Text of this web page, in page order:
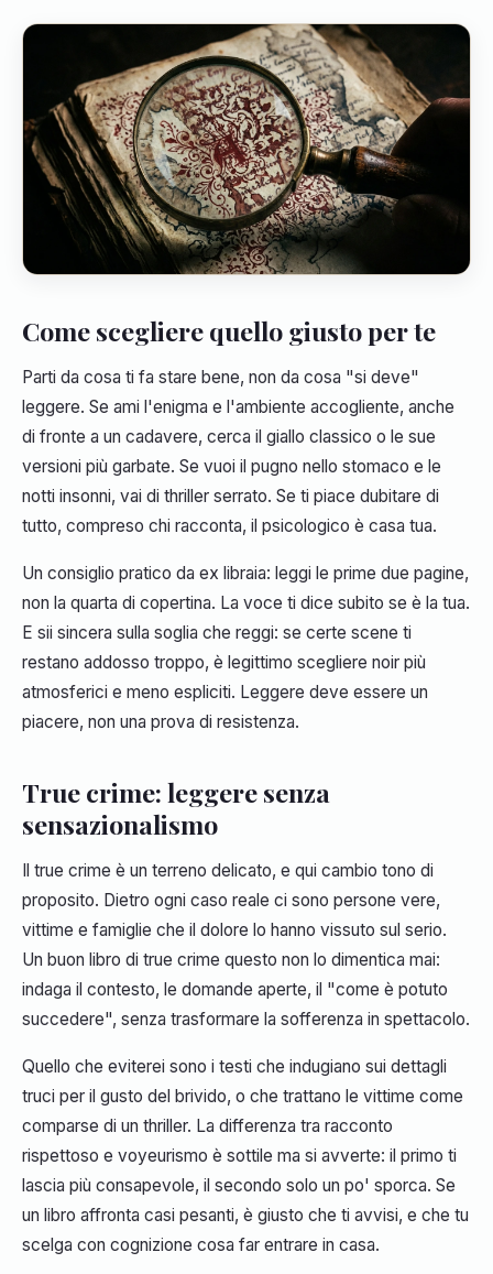
Come scegliere quello giusto per te
Parti da cosa ti fa stare bene, non da cosa "si deve"
leggere. Se ami l'enigma e l'ambiente accogliente, anche
di fronte a un cadavere, cerca il giallo classico o le sue
versioni più garbate. Se vuoi il pugno nello stomaco e le
notti insonni, vai di thriller serrato. Se ti piace dubitare di
tutto, compreso chi racconta, il psicologico è casa tua.
Un consiglio pratico da ex libraia: leggi le prime due pagine,
non la quarta di copertina. La voce ti dice subito se è la tua.
E sii sincera sulla soglia che reggi: se certe scene ti
restano addosso troppo, è legittimo scegliere noir più
atmosferici e meno espliciti. Leggere deve essere un
piacere, non una prova di resistenza.
True crime: leggere senza
sensazionalismo
Il true crime è un terreno delicato, e qui cambio tono di
proposito. Dietro ogni caso reale ci sono persone vere,
vittime e famiglie che il dolore lo hanno vissuto sul serio.
Un buon libro di true crime questo non lo dimentica mai:
indaga il contesto, le domande aperte, il "come è potuto
succedere", senza trasformare la sofferenza in spettacolo.
Quello che eviterei sono i testi che indugiano sui dettagli
truci per il gusto del brivido, o che trattano le vittime come
comparse di un thriller. La differenza tra racconto
rispettoso e voyeurismo è sottile ma si avverte: il primo ti
lascia più consapevole, il secondo solo un po' sporca. Se
un libro affronta casi pesanti, è giusto che ti avvisi, e che tu
scelga con cognizione cosa far entrare in casa.